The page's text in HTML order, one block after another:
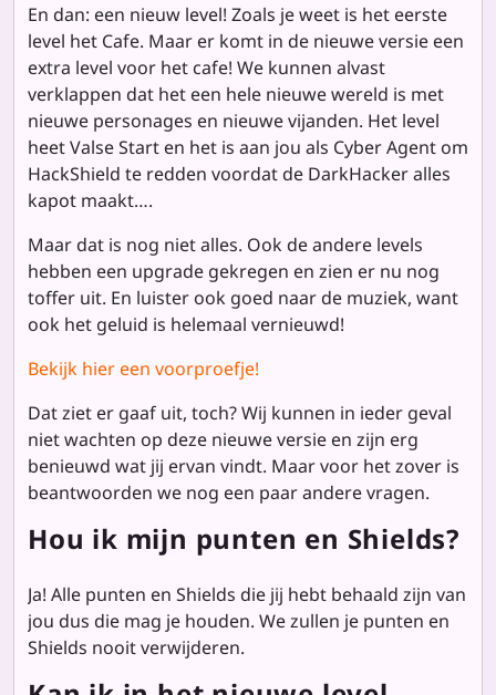
En dan: een nieuw level! Zoals je weet is het eerste
level het Cafe. Maar er komt in de nieuwe versie een
extra level voor het cafe! We kunnen alvast
verklappen dat het een hele nieuwe wereld is met
nieuwe personages en nieuwe vijanden. Het level
heet Valse Start en het is aan jou als Cyber Agent om
HackShield te redden voordat de DarkHacker alles
kapot maakt….
Maar dat is nog niet alles. Ook de andere levels
hebben een upgrade gekregen en zien er nu nog
toffer uit. En luister ook goed naar de muziek, want
ook het geluid is helemaal vernieuwd!
Bekijk hier een voorproefje!
Dat ziet er gaaf uit, toch? Wij kunnen in ieder geval
niet wachten op deze nieuwe versie en zijn erg
benieuwd wat jij ervan vindt. Maar voor het zover is
beantwoorden we nog een paar andere vragen.
Hou ik mijn punten en Shields?
Ja! Alle punten en Shields die jij hebt behaald zijn van
jou dus die mag je houden. We zullen je punten en
Shields nooit verwijderen.